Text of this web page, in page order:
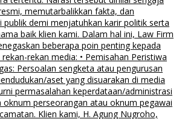
memutarbalikkan fakta, dan
publik demi menjatuhkan karir politik serta
baik klien kami. Dalam hal ini, Law Firm
beberapa poin penting kepada
rekan media: • Pemisahan Peristiwa
Persoalan sengketa atau pengurusan
aset yang disuarakan di media
permasalahan keperdataan/administrasi
oknum perseorangan atau oknum pegawai
Klien kami, H. Agung Nugroho,